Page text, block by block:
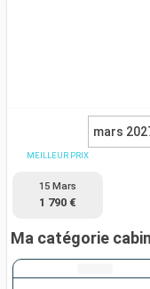
mars
MEILLEUR PRIX
15 Mars
1 790 €
Ma catégorie